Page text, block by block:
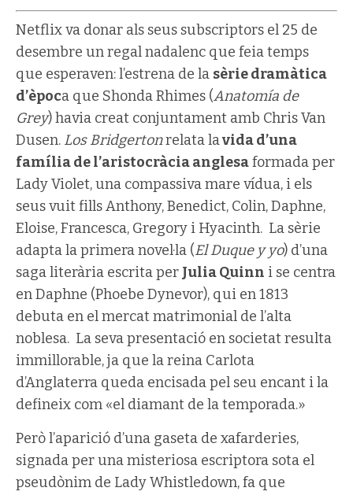
Netflix va donar als seus subscriptors el 25 de
desembre un regal nadalenc que feia temps
que esperaven: l’estrena de la sèrie dramàtica
d’època que Shonda Rhimes (Anatomía de
Grey) havia creat conjuntament amb Chris Van
Dusen. Los Bridgertonrelata lavida d’una
família de l’aristocràcia anglesaformada per
Lady Violet, una compassiva mare vídua, i els
seus vuit fills Anthony, Benedict, Colin, Daphne,
Eloise, Francesca, Gregory i Hyacinth. La sèrie
adapta la primera novel·la (El Duque y yo) d’una
saga literària escrita per Julia Quinn i se centra
en Daphne (Phoebe Dynevor), qui en 1813
debuta en el mercat matrimonial de l’alta
noblesa. La seva presentació en societat resulta
immillorable, ja que la reina Carlota
d’Anglaterra queda encisada pel seu encant i la
defineix com «el diamant de la temporada.»
Però l’aparició d’una gaseta de xafarderies,
signada per una misteriosa escriptora sota el
pseudònim de Lady Whistledown, fa que